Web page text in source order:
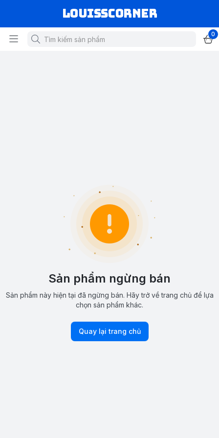
louisscorner
0
Sản phẩm ngừng bán
Sản phẩm này hiện tại đã ngừng bán. Hãy trở về trang chủ để lựa
chọn sản phẩm khác.
Quay lại trang chủ